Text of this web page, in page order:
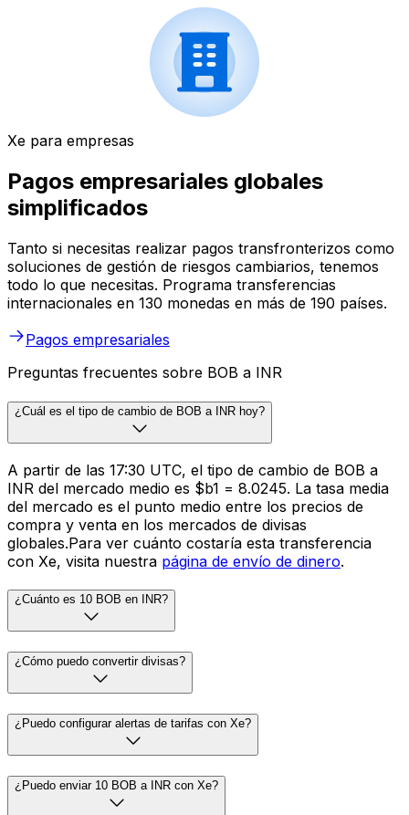
Xe para empresas
Pagos empresariales globales
simplificados
Tanto si necesitas realizar pagos transfronterizos como
soluciones de gestión de riesgos cambiarios, tenemos
todo lo que necesitas. Programa transferencias
internacionales en 130 monedas en más de 190 países.
Pagos empresariales
Preguntas frecuentes sobre BOB a INR
¿Cuál es el tipo de cambio de BOB a INR hoy?
A partir de las 17:30 UTC, el tipo de cambio de BOB a
INR del mercado medio es $b1 = ₹8.0245. La tasa media
del mercado es el punto medio entre los precios de
compra y venta en los mercados de divisas
globales.Para ver cuánto costaría esta transferencia
con Xe, visita nuestra página de envío de dinero.
¿Cuánto es 10 BOB en INR?
¿Cómo puedo convertir divisas?
¿Puedo configurar alertas de tarifas con Xe?
¿Puedo enviar 10 BOB a INR con Xe?